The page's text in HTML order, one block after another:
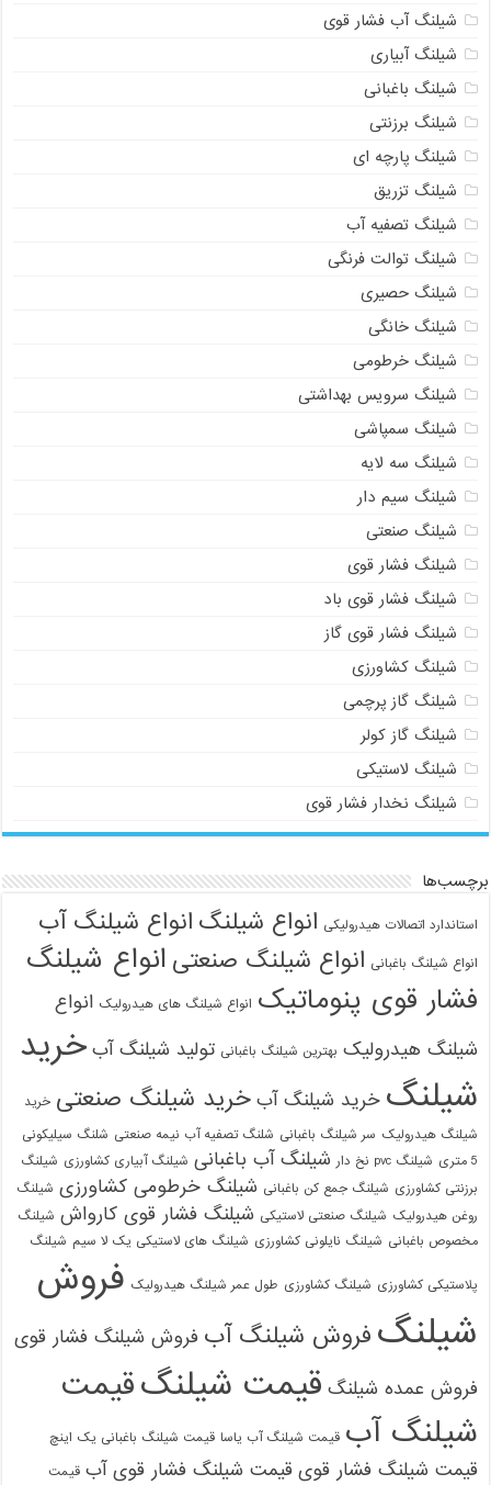
شیلنگ آب فشار قوی
شیلنگ آبیاری
شیلنگ باغبانی
شیلنگ برزنتی
شیلنگ پارچه ای
شیلنگ تزریق
شیلنگ تصفیه آب
شیلنگ توالت فرنگی
شیلنگ حصیری
شیلنگ خانگی
شیلنگ خرطومی
شیلنگ سرویس بهداشتی
شیلنگ سمپاشی
شیلنگ سه لایه
شیلنگ سیم دار
شیلنگ صنعتی
شیلنگ فشار قوی
شیلنگ فشار قوی باد
شیلنگ فشار قوی گاز
شیلنگ کشاورزی
شیلنگ گاز پرچمی
شیلنگ گاز کولر
شیلنگ لاستیکی
شیلنگ نخدار فشار قوی
برچسب‌ها
استاندارد اتصالات هیدرولیکی انواع شیلنگ انواع شیلنگ آب
انواع شیلنگ باغبانی انواع شیلنگ صنعتی انواع شیلنگ
فشار قوی پنوماتیک انواع شیلنگ های هیدرولیک انواع
شیلنگ هیدرولیک بهترین شیلنگ باغبانی تولید شیلنگ آب خرید
شیلنگ خرید شیلنگ آب خرید شیلنگ صنعتی خرید
شیلنگ هیدرولیک سر شیلنگ باغبانی شلنگ تصفیه آب نیمه صنعتی شلنگ سیلیکونی
5 متری
شیلنگ pvc نخ دار شیلنگ آب باغبانی شیلنگ آبیاری کشاورزی شیلنگ
برزنتی کشاورزی شیلنگ جمع کن باغبانی شیلنگ خرطومی کشاورزی شیلنگ
روغن هیدرولیک شیلنگ صنعتی لاستیکی شیلنگ فشار قوی کارواش شیلنگ
مخصوص باغبانی شیلنگ نایلونی کشاورزی شیلنگ های لاستیکی یک لا سیم شیلنگ
پلاستیکی کشاورزی شیلنگ کشاورزی طول عمر شیلنگ هیدرولیک فروش
شیلنگ فروش شیلنگ آب فروش شیلنگ فشار قوی
فروش عمده شیلنگ قیمت شیلنگقیمت
شیلنگ آب قیمت شیلنگ آب یاسا قیمت شیلنگ باغبانی یک اینچ
قیمت شیلنگ فشار قوی قیمت شیلنگ فشار قوی آب قیمت